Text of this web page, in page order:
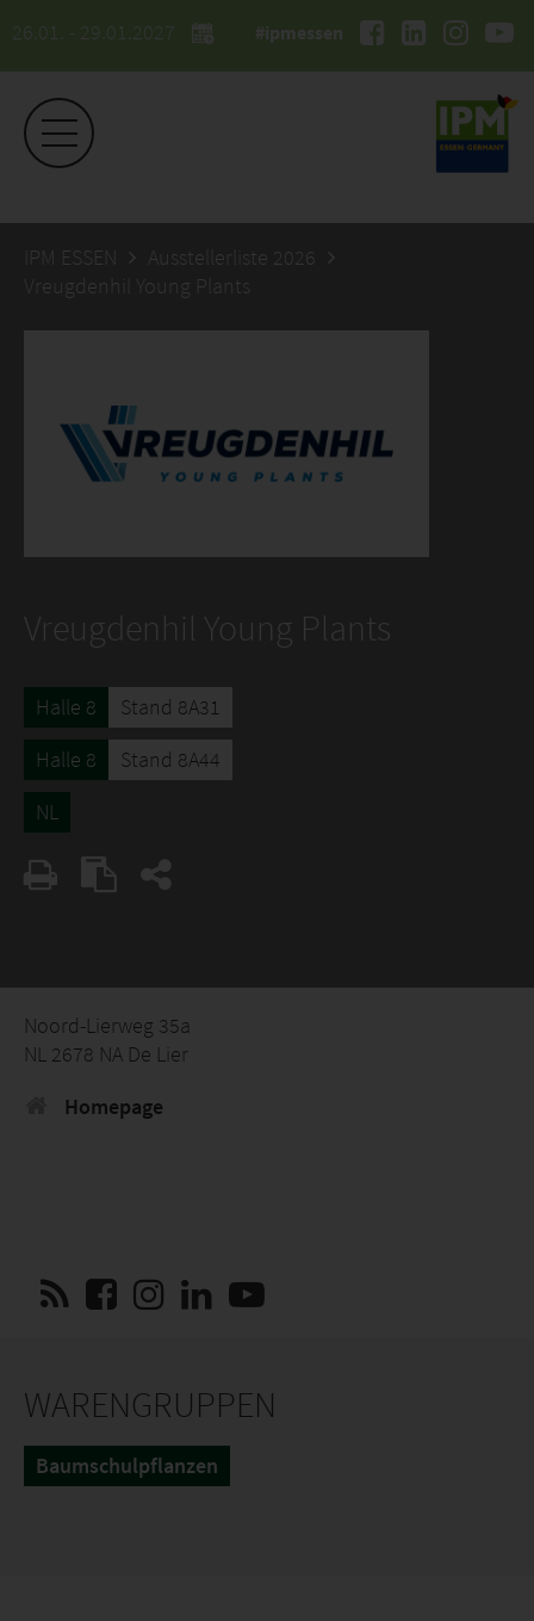
26.01. - 29.01.2027 #ipmessen
IPM ESSEN
Ausstellerliste 2026
Vreugdenhil Young Plants
Vreugdenhil Young Plants
Halle 8
Stand 8A31
Halle 8
Stand 8A44
NL
Noord-Lierweg 35a
NL 2678 NA De Lier
Homepage
WARENGRUPPEN
Baumschulpflanzen